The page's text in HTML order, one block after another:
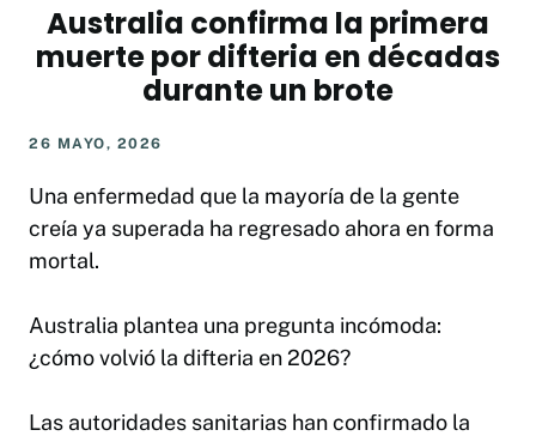
Australia confirma la primera
muerte por difteria en décadas
durante un brote
26 MAYO, 2026
Una enfermedad que la mayoría de la gente
creía ya superada ha regresado ahora en forma
mortal.
Australia plantea una pregunta incómoda:
¿cómo volvió la difteria en 2026?
Las autoridades sanitarias han confirmado la